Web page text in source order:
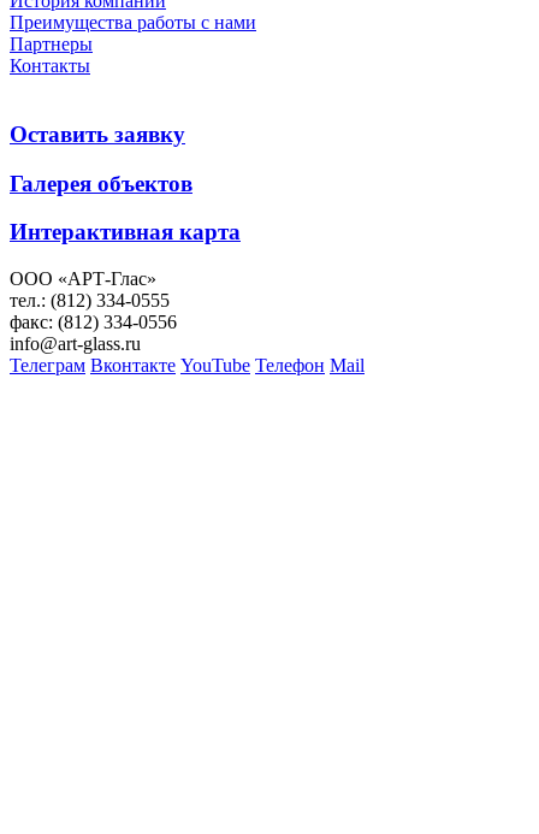
Преимущества работы с нами
Партнеры
Контакты
Оставить заявку
Галерея объектов
Интерактивная карта
ООО «АРТ-Глас»
тел.: (812) 334-0555
факс: (812) 334-0556
info@art-glass.ru
Телеграм Вконтакте YouTube Телефон Mail